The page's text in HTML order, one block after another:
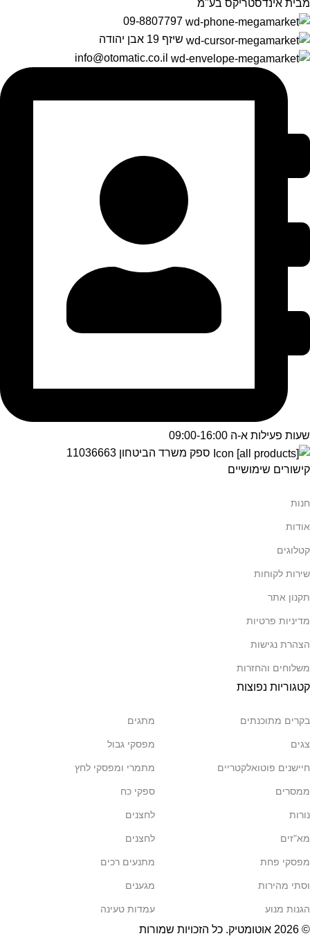
מבית אינדסטריקס בע"מ
09-8807797
שיזף 19 אבן יהודה
info@otomatic.co.il
שעות פעילות א-ה 09:00-16:00
ספק משרד הביטחון 11036663
קישורים שימושיים
חנות
אודות
קטלוגים
שירות לקוחות
תקנון אתר
מדיניות פרטיות
הצהרת נגישות
משלוחים והחזרות
קטגוריות נפוצות
בקרים מתוכנתים מתגים
צגים מפסקי גבול
חיישנים פוטואלקטריים מתמרי ומפסקי לחץ
ממסרים ספקי כח
נורות לחצנים
מא"זים לחצנים
מפסקי פחת מתנעים רכים
וסתי מהירות מגענים
הגנות מנוע עמדות טעינה
© 2026 אוטומטיק. כל הזכויות שמורות